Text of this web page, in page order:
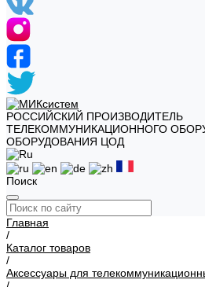
РОССИЙСКИЙ ПРОИЗВОДИТЕЛЬ
ТЕЛЕКОММУНИКАЦИОННОГО
ОБОРУДОВАНИЯ ЦОД
Поиск
Главная
/
Каталог товаров
/
Аксессуары для